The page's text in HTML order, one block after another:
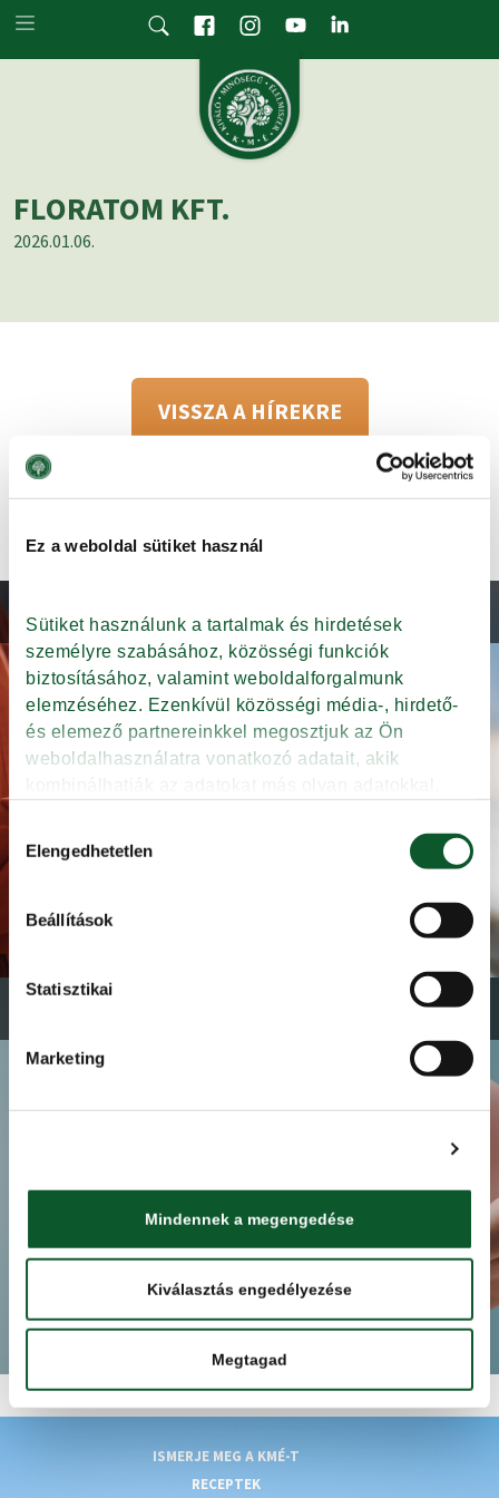
Ez a weboldal sütiket használ
Sütiket használunk a tartalmak és hirdetések
személyre szabásához, közösségi funkciók
biztosításához, valamint weboldalforgalmunk
elemzéséhez. Ezenkívül közösségi média-, hirdető-
és elemező partnereinkkel megosztjuk az Ön
weboldalhasználatra vonatkozó adatait, akik
Adatkezelési tájékoztató
kiválasztása
Elengedhetetlen
Beállítások
Statisztikai
Marketing
Mindennek a megengedése
Kiválasztás engedélyezése
Megtagad
Skip to main content
FLORATOM KFT.
2026.01.06.
VISSZA A HÍREKRE
ÜZEMAUDIT ÉS BÍRÁLAT
Tudjon meg többet!
Tudjon meg többet!
ISMERJE MEG A KMÉ-T
RECEPTEK